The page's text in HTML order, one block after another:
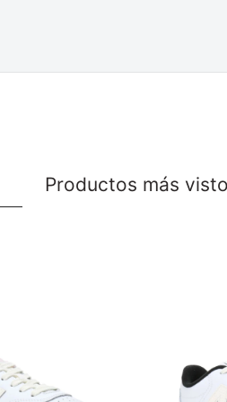
Productos más